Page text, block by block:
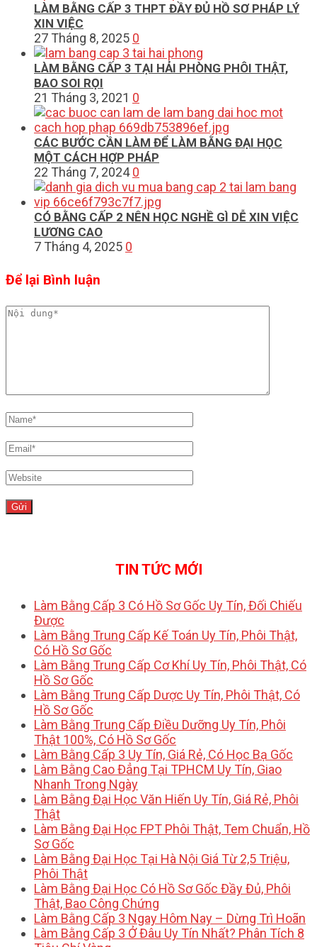
LÀM BẰNG CẤP 3 THPT ĐẦY ĐỦ HỒ SƠ PHÁP LÝ
XIN VIỆC
27 Tháng 8, 2025 0
LÀM BẰNG CẤP 3 TẠI HẢI PHÒNG PHÔI THẬT,
BAO SOI RỌI
21 Tháng 3, 2021 0
CÁC BƯỚC CẦN LÀM ĐỂ LÀM BẰNG ĐẠI HỌC
MỘT CÁCH HỢP PHÁP
22 Tháng 7, 2024 0
CÓ BẰNG CẤP 2 NÊN HỌC NGHỀ GÌ DỄ XIN VIỆC
LƯƠNG CAO
7 Tháng 4, 2025 0
Để lại Bình luận
TIN TỨC MỚI
Làm Bằng Cấp 3 Có Hồ Sơ Gốc Uy Tín, Đối Chiếu
Được
Làm Bằng Trung Cấp Kế Toán Uy Tín, Phôi Thật,
Có Hồ Sơ Gốc
Làm Bằng Trung Cấp Cơ Khí Uy Tín, Phôi Thật, Có
Hồ Sơ Gốc
Làm Bằng Trung Cấp Dược Uy Tín, Phôi Thật, Có
Hồ Sơ Gốc
Làm Bằng Trung Cấp Điều Dưỡng Uy Tín, Phôi
Thật 100%, Có Hồ Sơ Gốc
Làm Bằng Cấp 3 Uy Tín, Giá Rẻ, Có Học Bạ Gốc
Làm Bằng Cao Đẳng Tại TPHCM Uy Tín, Giao
Nhanh Trong Ngày
Làm Bằng Đại Học Văn Hiến Uy Tín, Giá Rẻ, Phôi
Thật
Làm Bằng Đại Học FPT Phôi Thật, Tem Chuẩn, Hồ
Sơ Gốc
Làm Bằng Đại Học Tại Hà Nội Giá Từ 2,5 Triệu,
Phôi Thật
Làm Bằng Đại Học Có Hồ Sơ Gốc Đầy Đủ, Phôi
Thật, Bao Công Chứng
Làm Bằng Cấp 3 Ngay Hôm Nay – Dừng Trì Hoãn
Làm Bằng Cấp 3 Ở Đâu Uy Tín Nhất? Phân Tích 8